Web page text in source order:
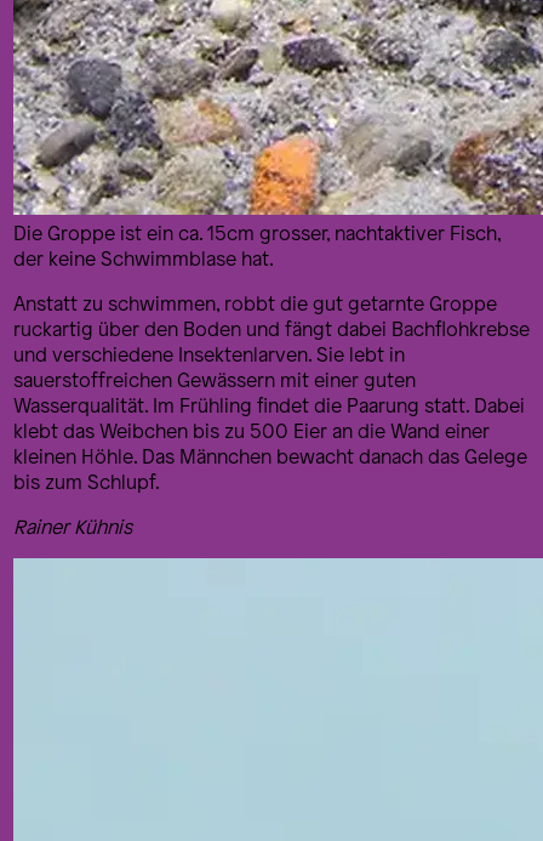
Die Groppe ist ein ca. 15cm grosser, nachtaktiver Fisch,
der keine Schwimmblase hat.
Anstatt zu schwimmen, robbt die gut getarnte Groppe
ruckartig über den Boden und fängt dabei Bachflohkrebse
und verschiedene Insektenlarven. Sie lebt in
sauerstoffreichen Gewässern mit einer guten
Wasserqualität. Im Frühling findet die Paarung statt. Dabei
klebt das Weibchen bis zu 500 Eier an die Wand einer
kleinen Höhle. Das Männchen bewacht danach das Gelege
bis zum Schlupf.
Rainer Kühnis